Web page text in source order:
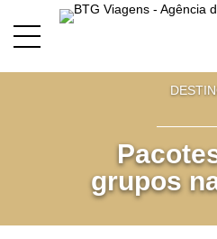
P
grupos